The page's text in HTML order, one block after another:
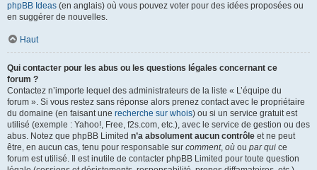
phpBB Ideas (en anglais) où vous pouvez voter pour des idées proposées ou
en suggérer de nouvelles.
Haut
Qui contacter pour les abus ou les questions légales concernant ce
forum ?
Contactez n’importe lequel des administrateurs de la liste « L’équipe du
forum ». Si vous restez sans réponse alors prenez contact avec le propriétaire
du domaine (en faisant une recherche sur whois) ou si un service gratuit est
utilisé (exemple : Yahoo!, Free, f2s.com, etc.), avec le service de gestion ou des
abus. Notez que phpBB Limited n’a absolument aucun contrôle et ne peut
être, en aucun cas, tenu pour responsable sur comment, où ou par qui ce
forum est utilisé. Il est inutile de contacter phpBB Limited pour toute question